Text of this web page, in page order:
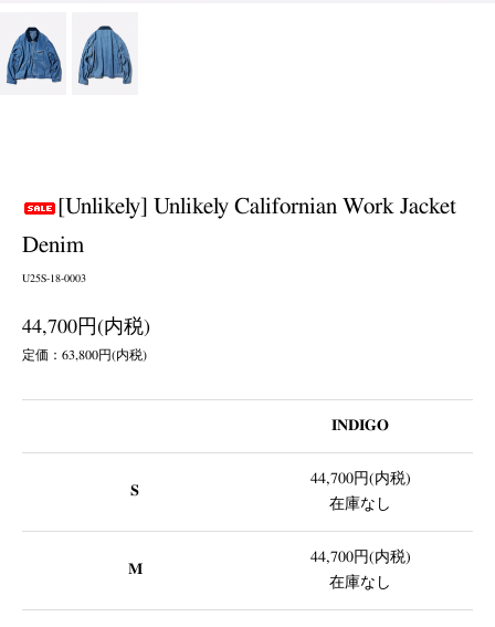
[Unlikely] Unlikely Californian Work Jacket
Denim
U25S-18-0003
44,700円(内税)
定価：63,800円(内税)
INDIGO
S
44,700円(内税)
在庫なし
M
44,700円(内税)
在庫なし